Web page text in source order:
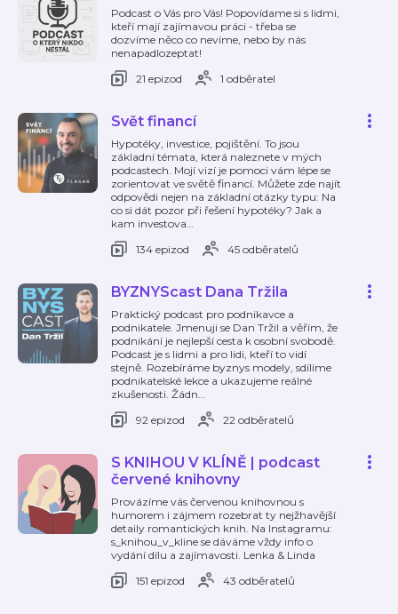
Podcast o Vás pro Vás! Popovídame si s lidmi,
kteří mají zajímavou práci - třeba se
dozvíme něco co nevíme, nebo by nás
nenapadlozeptat!
21 epizod
1 odběratel
Svět financí
Hypotéky, investice, pojištění. To jsou
základní témata, která naleznete v mých
podcastech. Mojí vizí je pomoci vám lépe se
zorientovat ve světě financí. Můžete zde najít
odpovědi nejen na základní otázky typu: Na
co si dát pozor při řešení hypotéky? Jak a
kam investova…
134 epizod
45 odběratelů
BYZNYScast Dana Tržila
Praktický podcast pro podnikavce a
podnikatele. Jmenuji se Dan Tržil a věřím, že
podnikání je nejlepší cesta k osobní svobodě.
Podcast je s lidmi a pro lidi, kteří to vidí
stejně. Rozebíráme byznys modely, sdílíme
podnikatelské lekce a ukazujeme reálné
zkušenosti. Žádn…
92 epizod
22 odběratelů
S KNIHOU V KLÍNĚ | podcast
červené knihovny
Provázíme vás červenou knihovnou s
humorem i zájmem rozebrat ty nejžhavější
detaily romantických knih. Na Instagramu:
s_knihou_v_kline se dáváme vždy info o
vydání dílu a zajímavosti. Lenka & Linda
151 epizod
43 odběratelů